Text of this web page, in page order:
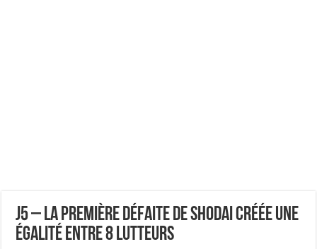
J5 – La première défaite de Shodai créée une
égalité entre 8 lutteurs